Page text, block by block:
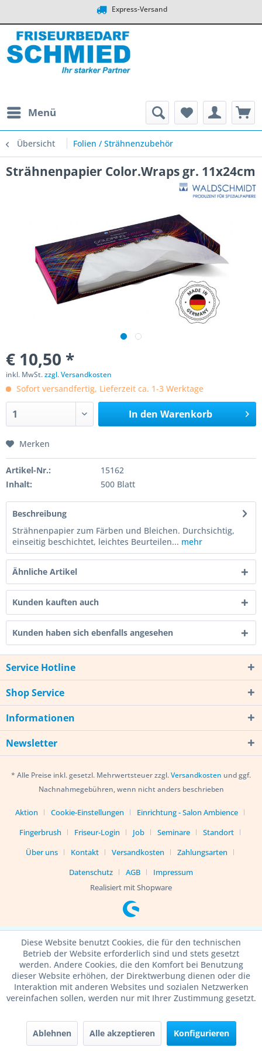
Express-Versand
Menü
Übersicht Folien / Strähnenzubehör
Strähnenpapier Color.Wraps gr. 11x24cm
€ 10,50 *
inkl. MwSt.zzgl. Versandkosten
Sofort versandfertig, Lieferzeit ca. 1-3 Werktage
In den Warenkorb
Merken
Artikel-Nr.:
15162
Inhalt:
500 Blatt
Beschreibung
Strähnenpapier zum Färben und Bleichen. Durchsichtig,
einseitig beschichtet, leichtes Beurteilen... mehr
Ähnliche Artikel
Kunden kauften auch
Kunden haben sich ebenfalls angesehen
Service Hotline
Shop Service
Informationen
Newsletter
* Alle Preise inkl. gesetzl. Mehrwertsteuer zzgl.Versandkosten und ggf.
Nachnahmegebühren, wenn nicht anders beschrieben
Aktion Cookie-Einstellungen
Einrichtung - Salon Ambience
Fingerbrush
Friseur-Login Job Seminare
Standort
Über uns
Kontakt Versandkosten
Zahlungsarten
Datenschutz
AGB
Impressum
Realisiert mit Shopware
Diese Website benutzt Cookies, die für den technischen
Betrieb der Website erforderlich sind und stets gesetzt
werden. Andere Cookies, die den Komfort bei Benutzung
dieser Website erhöhen, der Direktwerbung dienen oder die
Interaktion mit anderen Websites und sozialen Netzwerken
vereinfachen sollen, werden nur mit Ihrer Zustimmung gesetzt.
Ablehnen Alle akzeptieren Konfigurieren